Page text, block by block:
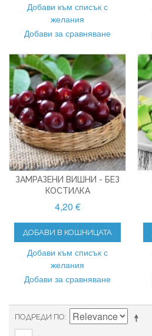
Добави към списък с
желания
Добави за сравняване
ЗАМРАЗЕНИ ВИШНИ - БЕЗ
КОСТИЛКА
4,20 €
ДОБАВИ В КОШНИЦАТА
Добави към списък с
желания
Добави за сравняване
ПОДРЕДИ ПО